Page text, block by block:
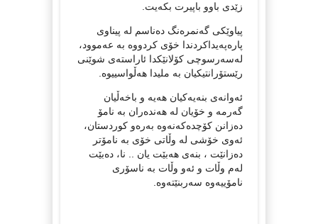
زێدی باوو باپیرت بکەیت.
پیاوێکی گەنمرەنگ دەناسم لە پیناوی
پارەپەیداکردندا خۆی کردووە بە عەموود،
لەسەرسوچی کۆلانێکدا ئاراستەی شوێنی
رێستۆرانتیکیان بە ملیدا هەڵواسییوە.
ئەوانەی بنەیەکیان هەیە و باخەڵیان
گەرمە و خۆیان لە هەندەران بە نامۆ
دەزانن کۆچدەکەنەوە بەرەو کوردستان،
ئەوی خۆشی لە وڵاتی خۆی بە نامۆتر
دەزانێت ، بنەی هەبێت یان .. نا، دەبێت
لەم وڵات و ئەو وڵات بە ناسۆری
نامۆییەوە سەربنێتەوە.